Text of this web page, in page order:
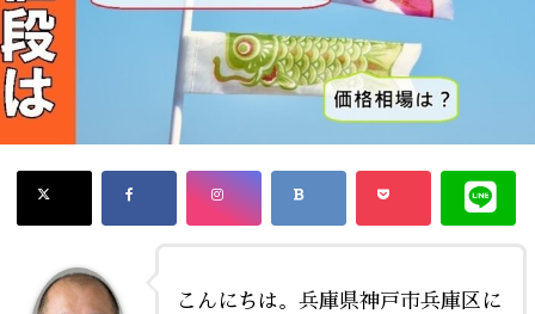
こんにちは。兵庫県神戸市兵庫区に